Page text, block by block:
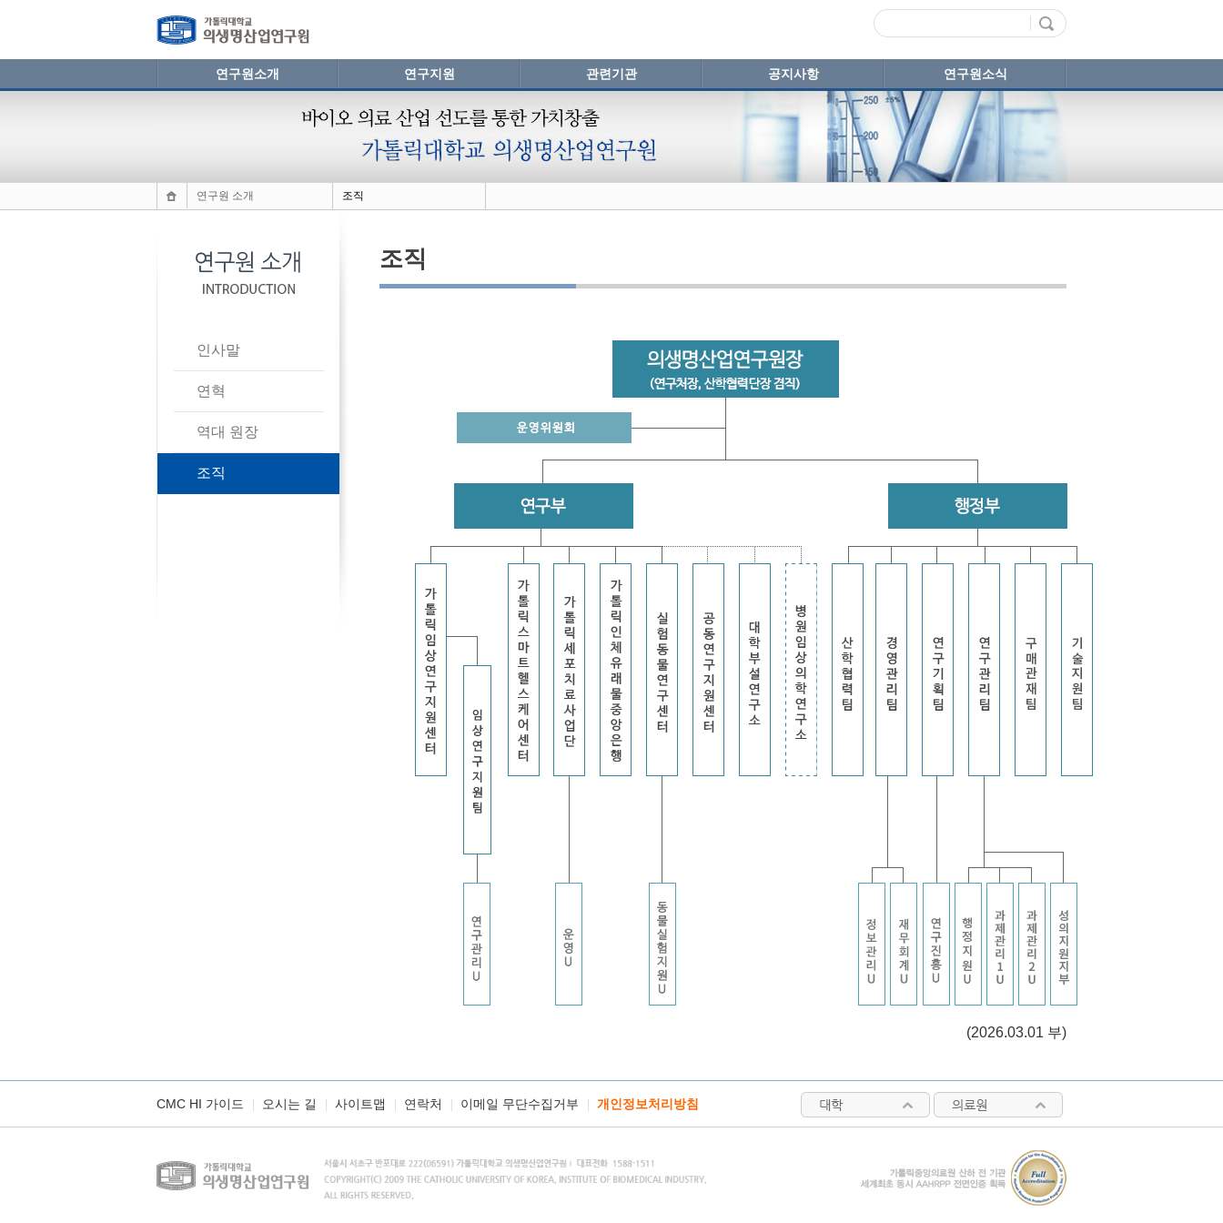
연구원소개 연구지원 관련기관 공지사항 연구원소식
연구원 소개 조직
인사말
연혁
역대 원장
조직
조직
(2026.03.01 부)
CMC HI 가이드 오시는 길 사이트맵 연락처 이메일 무단수집거부 개인정보처리방침